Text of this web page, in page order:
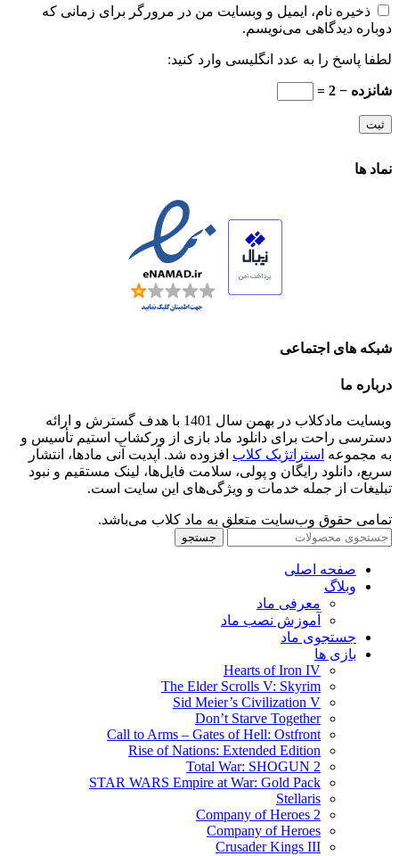
ذخیره نام، ایمیل و وبسایت من در مرورگر برای زمانی که
دوباره دیدگاهی می‌نویسم.
لطفا پاسخ را به عدد انگلیسی وارد کنید:
شانزده − 2 =
نماد ها
شبکه های اجتماعی
درباره ما
وبسایت مادکلاب در بهمن سال 1401 با هدف گسترش و ارائه
دسترسی راحت برای دانلود ماد بازی از ورکشاپ استیم تأسیس و
به مجموعه استراتژیک کلاب افزوده شد. آپدیت آنی مادها، انتشار
سریع، دانلود رایگان و پولی، سلامت فایل‌ها، لینک مستقیم و نبود
تبلیغات از جمله خدمات و ویژگی‌های این سایت است.
تمامی حقوق وب‌سایت متعلق به ماد کلاب می‌باشد.
جستجو
صفحه اصلی
وبلاگ
معرفی ماد
آموزش نصب ماد
جستجوی ماد
بازی ها
Hearts of Iron IV
The Elder Scrolls V: Skyrim
Sid Meier’s Civilization V
Don’t Starve Together
Call to Arms – Gates of Hell: Ostfront
Rise of Nations: Extended Edition
Total War: SHOGUN 2
STAR WARS Empire at War: Gold Pack
Stellaris
Company of Heroes 2
Company of Heroes
Crusader Kings III